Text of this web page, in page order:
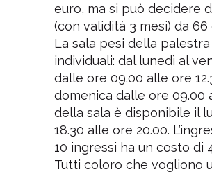
euro, ma si può decidere
(con validità 3 mesi) da 66
La sala pesi della
individuali: dal lunedì al
dalle ore 09.00 alle ore
domenica dalle ore 09.00
della sala è disponibile il
18.30 alle ore 20.00.
10 ingressi ha un costo di
Tutti coloro che vogliono